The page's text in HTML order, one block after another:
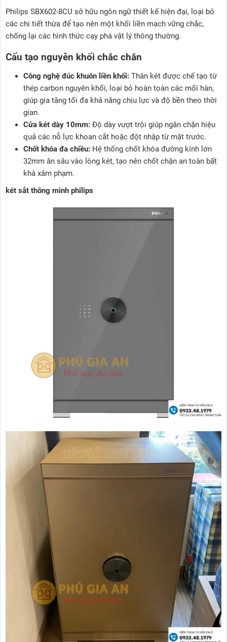
Philips SBX602-8CU sở hữu ngôn ngữ thiết kế hiện đại, loại bỏ
các chi tiết thừa để tạo nên một khối liền mạch vững chắc,
chống lại các hình thức cạy phá vật lý thông thường.
Cấu tạo nguyên khối chắc chắn
Công nghệ đúc khuôn liền khối: Thân két được chế tạo từ
thép carbon nguyên khối, loại bỏ hoàn toàn các mối hàn,
giúp gia tăng tối đa khả năng chịu lực và độ bền theo thời
gian.
Cửa két dày 10mm: Độ dày vượt trội giúp ngăn chặn hiệu
quả các nỗ lực khoan cắt hoặc đột nhập từ mặt trước.
Chốt khóa đa chiều: Hệ thống chốt khóa đường kính lớn
32mm ăn sâu vào lòng két, tạo nên chốt chặn an toàn bất
khả xâm phạm.
két sắt thông minh philips